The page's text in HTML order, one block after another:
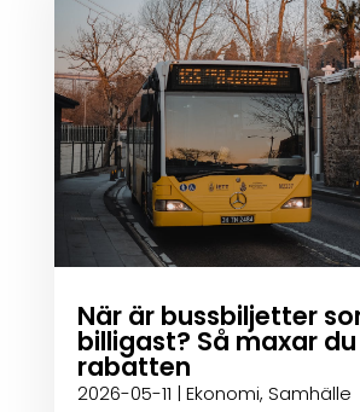
När är bussbiljetter
billigast? Så maxar du
rabatten
2026-05-11 | Ekonomi, Samhälle